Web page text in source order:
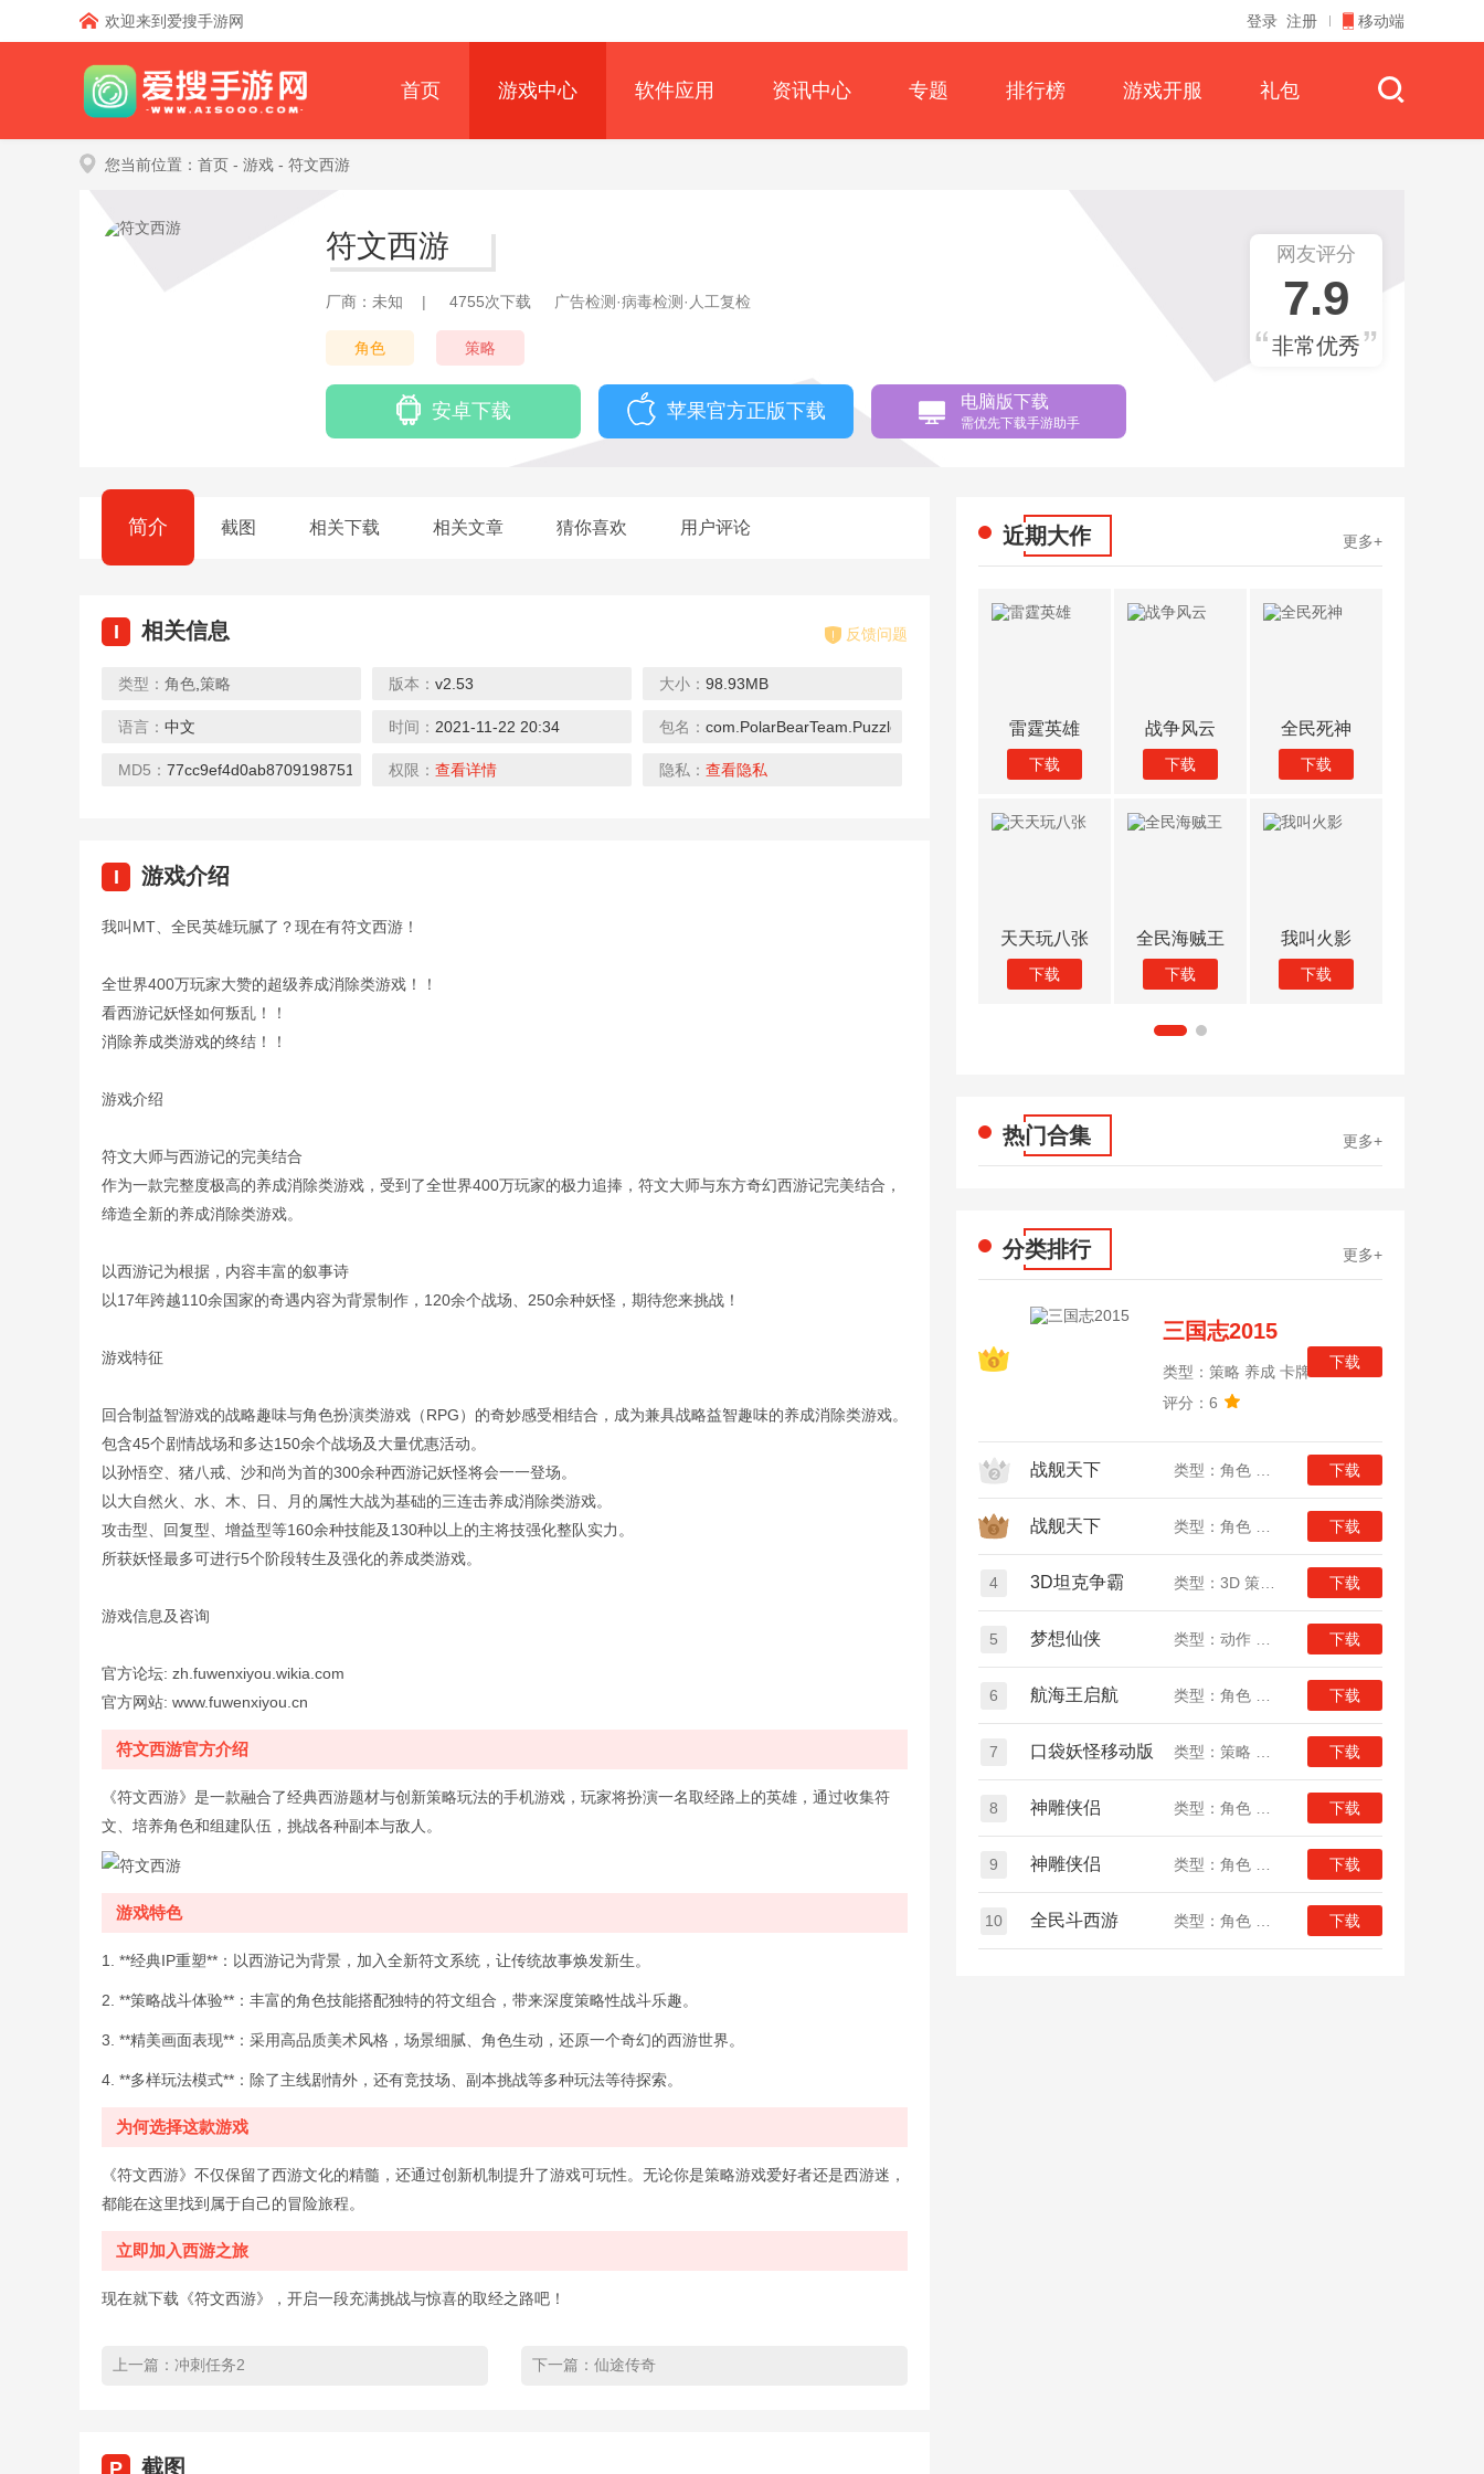
欢迎来到爱搜手游网 登录 注册 移动端
首页 游戏中心 软件应用 资讯中心 专题 排行榜 游戏开服 礼包
您当前位置： 首页 - 游戏 - 符文西游
符文西游
厂商：未知 | 4755次下载 广告检测·病毒检测·人工复检
角色 策略
安卓下载 苹果官方正版下载 电脑版下载
需优先下载手游助手
网友评分
7.9
非常优秀
简介 截图 相关下载 相关文章 猜你喜欢 用户评论
I 相关信息 反馈问题
类型： 角色 策略 版本： v2.53 大小： 98.93MB
语言： 中文 时间： 2021-11-22 20:34 包名： com.PolarBearTeam.PuzzleWarsCN.T360
MD5： 77cc9ef4d0ab8709198751b8e2706fcc
权限： 查看详情 隐私： 查看隐私
I 游戏介绍
我叫MT、全民英雄玩腻了？现在有符文西游！
全世界400万玩家大赞的超级养成消除类游戏！！
看西游记妖怪如何叛乱！！
消除养成类游戏的终结！！
游戏介绍
符文大师与西游记的完美结合
作为一款完整度极高的养成消除类游戏，受到了全世界400万玩家的极力追捧，符文大师与东方奇幻西游记完美结合，
缔造全新的养成消除类游戏。
以西游记为根据，内容丰富的叙事诗
以17年跨越110余国家的奇遇内容为背景制作，120余个战场、250余种妖怪，期待您来挑战！
游戏特征
回合制益智游戏的战略趣味与角色扮演类游戏（RPG）的奇妙感受相结合，成为兼具战略益智趣味的养成消除类游戏。
包含45个剧情战场和多达150余个战场及大量优惠活动。
以孙悟空、猪八戒、沙和尚为首的300余种西游记妖怪将会一一登场。
以大自然火、水、木、日、月的属性大战为基础的三连击养成消除类游戏。
攻击型、回复型、增益型等160余种技能及130种以上的主将技强化整队实力。
所获妖怪最多可进行5个阶段转生及强化的养成类游戏。
游戏信息及咨询
官方论坛: zh.fuwenxiyou.wikia.com
官方网站: www.fuwenxiyou.cn
符文西游官方介绍
《符文西游》是一款融合了经典西游题材与创新策略玩法的手机游戏，玩家将扮演一名取经路上的英雄，通过收集符
文、培养角色和组建队伍，挑战各种副本与敌人。
游戏特色
1. **经典IP重塑**：以西游记为背景，加入全新符文系统，让传统故事焕发新生。
2. **策略战斗体验**：丰富的角色技能搭配独特的符文组合，带来深度策略性战斗乐趣。
3. **精美画面表现**：采用高品质美术风格，场景细腻、角色生动，还原一个奇幻的西游世界。
4. **多样玩法模式**：除了主线剧情外，还有竞技场、副本挑战等多种玩法等待探索。
为何选择这款游戏
《符文西游》不仅保留了西游文化的精髓，还通过创新机制提升了游戏可玩性。无论你是策略游戏爱好者还是西游迷，
都能在这里找到属于自己的冒险旅程。
立即加入西游之旅
现在就下载《符文西游》，开启一段充满挑战与惊喜的取经之路吧！
上一篇： 冲刺任务2 下一篇： 仙途传奇
P 截图
近期大作 更多+
仙侠online
下载 下载
攻击太空入侵
下载
疯狂地行走僵
下载
星球大战RT
下载
雷霆英雄 战争风云
下载
全民死神 仙侠online
下载
傲世三国
下载
攻击太空入侵
下载
疯狂地行走僵
下载
星球大战RT
下载
空心地球
下载
热门合集 更多+
分类排行 更多+
三国志2015
类型：策略 养成 卡牌
评分：6
下载
战舰天下 下载
战舰天下 下载
4 3D坦克争霸 下载
5 梦想仙侠 下载
6 航海王启航 下载
7 口袋妖怪移动版 下载
8 神雕侠侣 下载
9 神雕侠侣 下载
10 全民斗西游 下载